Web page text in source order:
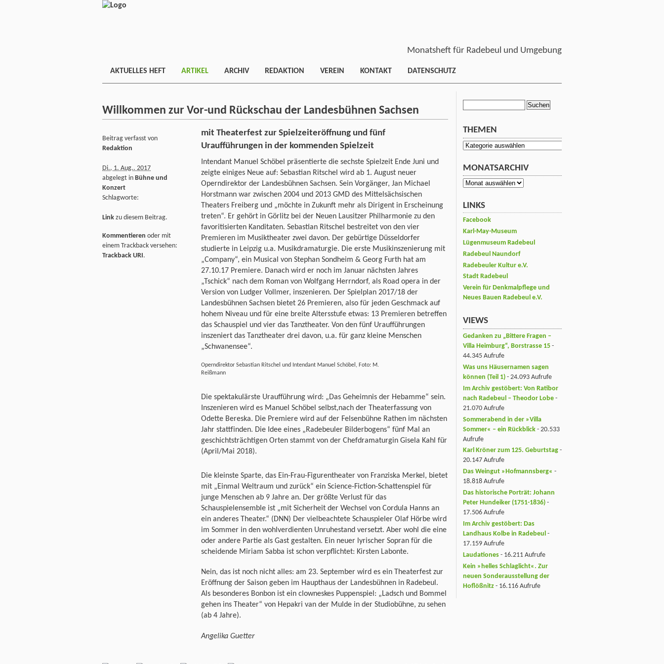
Monatsheft für Radebeul und Umgebung
AKTUELLES HEFT ARTIKEL ARCHIV REDAKTION VEREIN KONTAKT DATENSCHUTZ
Willkommen zur Vor-und Rückschau der Landesbühnen Sachsen
mit Theaterfest zur Spielzeiteröffnung und fünf
Uraufführungen in der kommenden Spielzeit
Intendant Manuel Schöbel präsentierte die sechste Spielzeit Ende Juni und
zeigte einiges Neue auf: Sebastian Ritschel wird ab 1. August neuer
Operndirektor der Landesbühnen Sachsen. Sein Vorgänger, Jan Michael
Horstmann war zwischen 2004 und 2013 GMD des Mittelsächsischen
Theaters Freiberg und „möchte in Zukunft mehr als Dirigent in Erscheinung
treten“. Er gehört in Görlitz bei der Neuen Lausitzer Philharmonie zu den
favoritisierten Kanditaten. Sebastian Ritschel bestreitet von den vier
Premieren im Musiktheater zwei davon. Der gebürtige Düsseldorfer
studierte in Leipzig u.a. Musikdramaturgie. Die erste Musikinszenierung mit
„Company“, ein Musical von Stephan Sondheim & Georg Furth hat am
27.10.17 Premiere. Danach wird er noch im Januar nächsten Jahres
„Tschick“ nach dem Roman von Wolfgang Herrndorf, als Road opera in der
Version von Ludger Vollmer, inszenieren. Der Spielplan 2017/18 der
Landesbühnen Sachsen bietet 26 Premieren, also für jeden Geschmack auf
hohem Niveau und für eine breite Altersstufe etwas: 13 Premieren betreffen
das Schauspiel und vier das Tanztheater. Von den fünf Uraufführungen
inszeniert das Tanztheater drei davon, u.a. für ganz kleine Menschen
„Schwanensee“.
Operndirektor Sebastian Ritschel und Intendant Manuel Schöbel, Foto: M.
Reißmann
Die spektakulärste Uraufführung wird: „Das Geheimnis der Hebamme“ sein.
Inszenieren wird es Manuel Schöbel selbst,nach der Theaterfassung von
Odette Bereska. Die Premiere wird auf der Felsenbühne Rathen im nächsten
Jahr stattfinden. Die Idee eines „Radebeuler Bilderbogens“ fünf Mal an
geschichtsträchtigen Orten stammt von der Chefdramaturgin Gisela Kahl für
(April/Mai 2018).
Die kleinste Sparte, das Ein-Frau-Figurentheater von Franziska Merkel, bietet
mit „Einmal Weltraum und zurück“ ein Science-Fiction-Schattenspiel für
junge Menschen ab 9 Jahre an. Der größte Verlust für das
Schauspielensemble ist „mit Sicherheit der Wechsel von Cordula Hanns an
ein anderes Theater.“ (DNN) Der vielbeachtete Schauspieler Olaf Hörbe wird
im Sommer in den wohlverdienten Unruhestand versetzt. Aber wohl die eine
oder andere Partie als Gast gestalten. Ein neuer lyrischer Sopran für die
scheidende Miriam Sabba ist schon verpflichtet: Kirsten Labonte.
Nein, das ist noch nicht alles: am 23. September wird es ein Theaterfest zur
Eröffnung der Saison geben im Haupthaus der Landesbühnen in Radebeul.
Als besonderes Bonbon ist ein clowneskes Puppenspiel: „Ladsch und Bommel
gehen ins Theater“ von Hepakri van der Mulde in der Studiobühne, zu sehen
(ab 4 Jahre).
Angelika Guetter
Beitrag verfasst von
Redaktion
Di., 1. Aug.. 2017
abgelegt in Bühne und
Konzert
Schlagworte:
Link zu diesem Beitrag.
Kommentieren oder mit
einem Trackback versehen:
Trackback URI.
THEMEN
Themen
MONATSARCHIV
Monatsarchiv
LINKS
Facebook
Karl-May-Museum
Lügenmuseum Radebeul
Radebeul Naundorf
Radebeuler Kultur e.V.
Stadt Radebeul
Verein für Denkmalpflege und
Neues Bauen Radebeul e.V.
VIEWS
Gedanken zu „Bittere Fragen –
Villa Heimburg“, Borstrasse 15 -
44.345 Aufrufe
Was uns Häusernamen sagen
können (Teil 1) - 24.093 Aufrufe
Im Archiv gestöbert: Von Ratibor
nach Radebeul – Theodor Lobe -
21.070 Aufrufe
Sommerabend in der »Villa
Sommer« – ein Rückblick - 20.533
Aufrufe
Karl Kröner zum 125. Geburtstag -
20.147 Aufrufe
Das Weingut »Hofmannsberg« -
18.818 Aufrufe
Das historische Porträt: Johann
Peter Hundeiker (1751-1836) -
17.506 Aufrufe
Im Archiv gestöbert: Das
Landhaus Kolbe in Radebeul -
17.159 Aufrufe
Laudationes - 16.211 Aufrufe
Kein »helles Schlaglicht«. Zur
neuen Sonderausstellung der
Hoflößnitz - 16.116 Aufrufe